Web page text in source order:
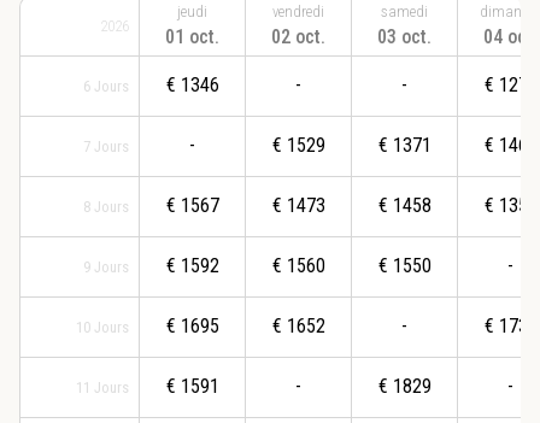
2026
6 Jours
7 Jours
8 Jours
9 Jours
10 Jours
11 Jours
jeudi
01 oct.
€ 1346
-
€ 1567
€ 1592
€ 1695
€ 1591
vendredi
02 oct.
-
€ 1529
€ 1473
€ 1560
€ 1652
-
samedi
03 oct.
-
€ 1371
€ 1458
€ 1550
-
€ 1829
04 oct.
€ 1279
€ 1462
€ 1358
-
€ 1737
-